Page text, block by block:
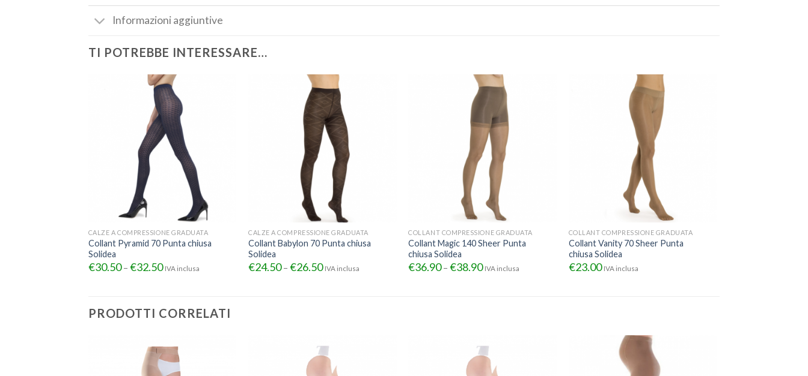
Informazioni aggiuntive
TI POTREBBE INTERESSARE…
CALZE A COMPRESSIONE GRADUATA
Collant Pyramid 70 Punta chiusa
Solidea
€30.50– €32.50 IVA inclusa
CALZE A COMPRESSIONE GRADUATA
Collant Babylon 70 Punta chiusa
Solidea
€24.50–€26.50 IVA inclusa
COLLANT COMPRESSIONE GRADUATA
Collant Magic 140 Sheer Punta
chiusa Solidea
€36.90–€38.90 IVA inclusa
COLLANT COMPRESSIONE GRADUATA
Collant Vanity 70 Sheer Punta
chiusa Solidea
€23.00 IVA inclusa
PRODOTTI CORRELATI